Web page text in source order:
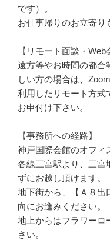
です）。
お仕事帰りのお立寄り
【リモート面談・Web
遠方等やお時間の都合
しい方の場合は、
利用したリモート方式
お申付け下さい。
【事務所への経路】
神戸国際会館のオフィ
各線三宮駅より、三宮
ずにお越し頂けます。
地下街から、【Ａ８出
向にお進みください。
地上からはフラワーロ
さい。